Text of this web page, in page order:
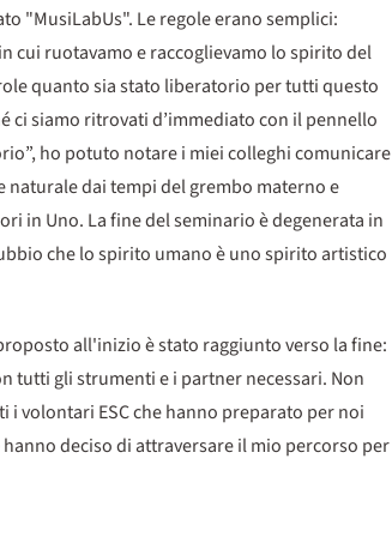
"MusiLabUs". Le regole erano semplici:
cui ruotavamo e raccoglievamo lo spirito del
quanto sia stato liberatorio per tutti questo
ci siamo ritrovati d’immediato con il pennello
ho potuto notare i miei colleghi comunicare
naturale dai tempi del grembo materno e
in Uno. La fine del seminario è degenerata in
che lo spirito umano è uno spirito artistico
all'inizio è stato raggiunto verso la fine:
tutti gli strumenti e i partner necessari. Non
i volontari ESC che hanno preparato per noi
deciso di attraversare il mio percorso per